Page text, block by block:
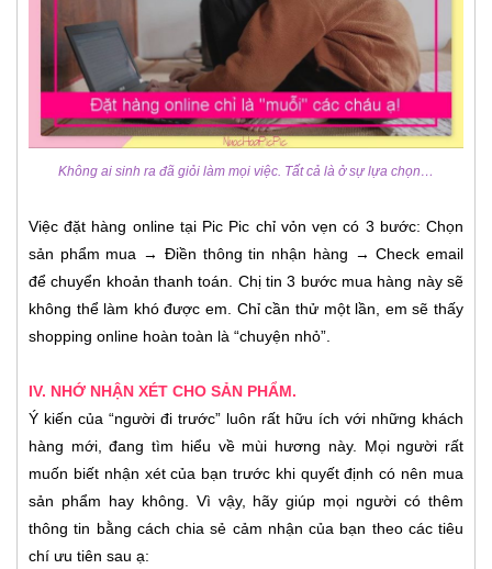
Không ai sinh ra đã giỏi làm mọi việc. Tất cả là ở sự lựa chọn…
Việc đặt hàng online tại Pic Pic chỉ vỏn vẹn có 3 bước: Chọn
sản phẩm mua → Điền thông tin nhận hàng → Check email
để chuyển khoản thanh toán. Chị tin 3 bước mua hàng này sẽ
không thể làm khó được em. Chỉ cần thử một lần, em sẽ thấy
shopping online hoàn toàn là “chuyện nhỏ”.
IV. NHỚ NHẬN XÉT CHO SẢN PHẨM.
Ý kiến của “người đi trước” luôn rất hữu ích với những khách
hàng mới, đang tìm hiểu về mùi hương này. Mọi người rất
muốn biết nhận xét của bạn trước khi quyết định có nên mua
sản phẩm hay không. Vì vậy, hãy giúp mọi người có thêm
thông tin bằng cách chia sẻ cảm nhận của bạn theo các tiêu
chí ưu tiên sau ạ: